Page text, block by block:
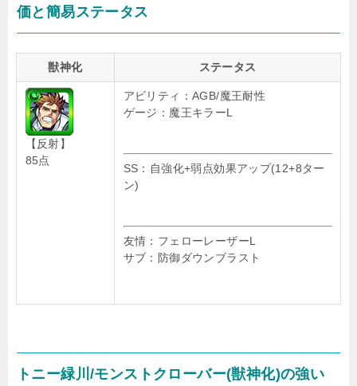
価と簡易ステータス
獣神化 ステータス
【反射】
85点
アビリティ：AGB/魔王耐性
ゲージ：魔王キラーL
SS：自強化+弱点効果アップ(12+8ター
ン)
友情：フェローレーザーL
サブ：防御ダウンブラスト
トニー緑川/モンストクローバー(獣神化)の強い